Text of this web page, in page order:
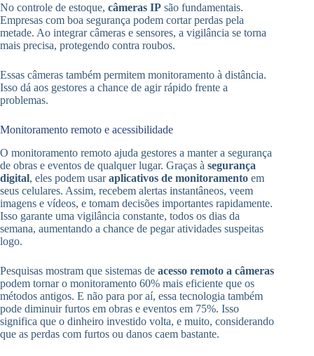
No controle de estoque, câmeras IP são fundamentais.
Empresas com boa segurança podem cortar perdas pela
metade. Ao integrar câmeras e sensores, a vigilância se torna
mais precisa, protegendo contra roubos.
Essas câmeras também permitem monitoramento à distância.
Isso dá aos gestores a chance de agir rápido frente a
problemas.
Monitoramento remoto e acessibilidade
O monitoramento remoto ajuda gestores a manter a segurança
de obras e eventos de qualquer lugar. Graças à segurança
digital, eles podem usaraplicativos de monitoramento em
seus celulares. Assim, recebem alertas instantâneos, veem
imagens e vídeos, e tomam decisões importantes rapidamente.
Isso garante uma vigilância constante, todos os dias da
semana, aumentando a chance de pegar atividades suspeitas
logo.
Pesquisas mostram que sistemas de acesso remoto a câmeras
podem tornar o monitoramento 60% mais eficiente que os
métodos antigos. E não para por aí, essa tecnologia também
pode diminuir furtos em obras e eventos em 75%. Isso
significa que o dinheiro investido volta, e muito, considerando
que as perdas com furtos ou danos caem bastante.